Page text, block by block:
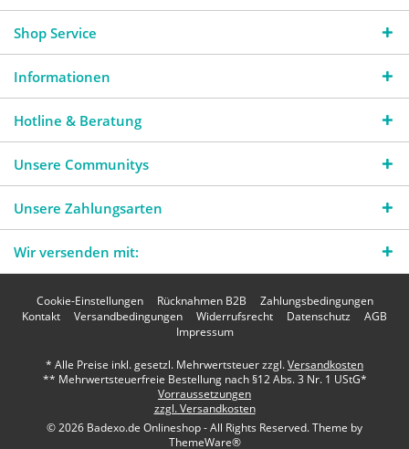
Shop Service
Informationen
Hotline & Beratung
Unsere Communitys
Unsere Zahlungsarten
Wir versenden mit:
Cookie-Einstellungen Rücknahmen B2B
Zahlungsbedingungen
Kontakt
Versandbedingungen Widerrufsrecht Datenschutz
AGB
Impressum
* Alle Preise inkl. gesetzl. Mehrwertsteuer zzgl.Versandkosten
** Mehrwertsteuerfreie Bestellung nach §12 Abs. 3 Nr. 1 UStG*
Vorraussetzungen
zzgl. Versandkosten
© 2026 Badexo.de Onlineshop - All Rights Reserved. Theme by
ThemeWare®